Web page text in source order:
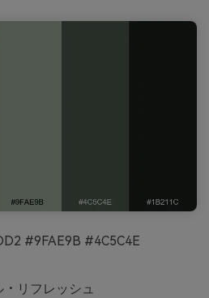
#9FAE9B #4C5C4E
リフレッシュ